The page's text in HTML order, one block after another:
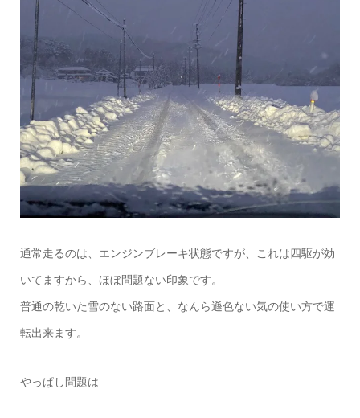
通常走るのは、エンジンブレーキ状態ですが、これは四駆が効
いてますから、ほぼ問題ない印象です。
普通の乾いた雪のない路面と、なんら遜色ない気の使い方で運
転出来ます。
やっぱし問題は